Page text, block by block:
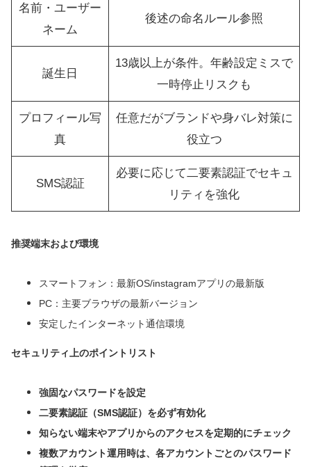
名前・ユーザー
ネーム
後述の命名ルール参照
誕生日
13歳以上が条件。年齢設定ミスで
一時停止リスクも
プロフィール写
真
任意だがブランドや身バレ対策に
役立つ
SMS認証
必要に応じて二要素認証でセキュ
リティを強化
推奨端末および環境
スマートフォン：最新OS/instagramアプリの最新版
PC：主要ブラウザの最新バージョン
安定したインターネット通信環境
セキュリティ上のポイントリスト
強固なパスワードを設定
二要素認証（SMS認証）を必ず有効化
知らない端末やアプリからのアクセスを定期的にチェック
複数アカウント運用時は、各アカウントごとのパスワード